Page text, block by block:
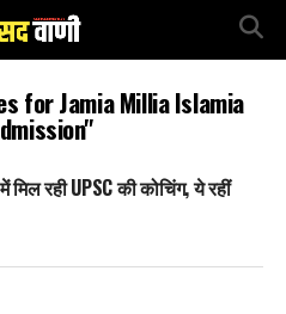
for Jamia Millia Islamia
रही UPSC की कोचिंग, ये रहीं